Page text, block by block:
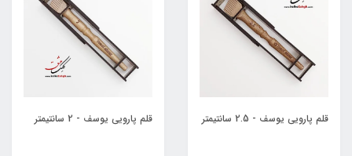
قلم پارویی یوسف - 2.5 سانتیمتر قلم پارویی یوسف - 2 سانتیمتر